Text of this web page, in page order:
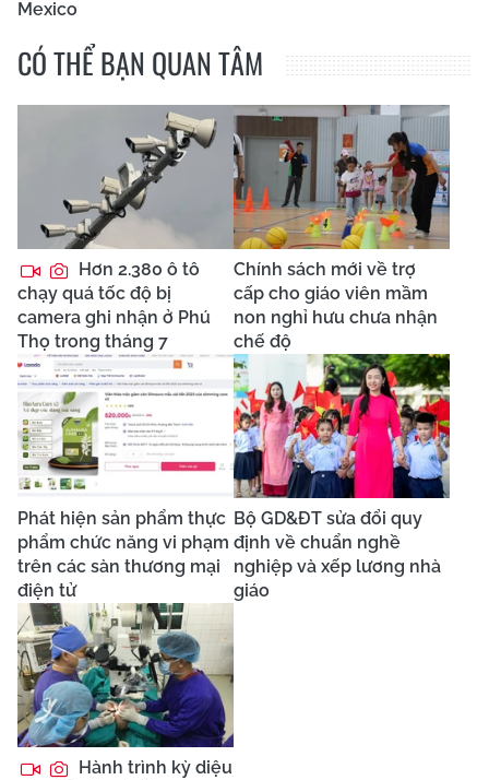
Mexico
CÓ THỂ BẠN QUAN TÂM
Hơn 2.380 ô tô
chạy quá tốc độ bị
camera ghi nhận ở Phú
Thọ trong tháng 7
Chính sách mới về trợ
cấp cho giáo viên mầm
non nghỉ hưu chưa nhận
chế độ
Phát hiện sản phẩm thực
phẩm chức năng vi phạm
trên các sàn thương mại
điện tử
Bộ GD&ĐT sửa đổi quy
định về chuẩn nghề
nghiệp và xếp lương nhà
giáo
Hành trình kỳ diệu